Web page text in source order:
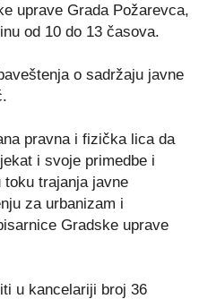
uprave Grada Požarevca,
od 10 do 13 časova.
o sadržaju javne
pravna i fizička lica da
i svoje primedbe i
trajanja javne
za urbanizam i
Gradske uprave
u kancelariji broj 36